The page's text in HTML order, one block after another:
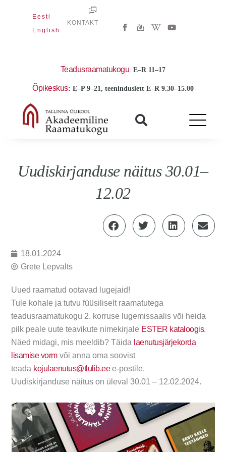
Eesti
English
KONTAKT
W
i
d
-
Y
o
Teadusraamatukogu:E–R 11–17
Õpikeskus: E–P 9–21, teeninduslett E–R 9.30–15.00
Uudiskirjanduse näitus 30.01–
12.02
18.01.2024
Grete Lepvalts
Uued raamatud ootavad lugejaid!
Tule kohale ja tutvu füüsiliselt raamatutega
teadusraamatukogu 2. korruse lugemissaalis või heida
pilk peale uute teavikute nimekirjale ESTER kataloogis.
Näed midagi, mis meeldib? Täida laenutusjärjekorda
lisamise vormvõi anna oma soovist
teada kojulaenutus@tlulib.eee-postile.
Uudiskirjanduse näitus on üleval 30.01 – 12.02.2024.